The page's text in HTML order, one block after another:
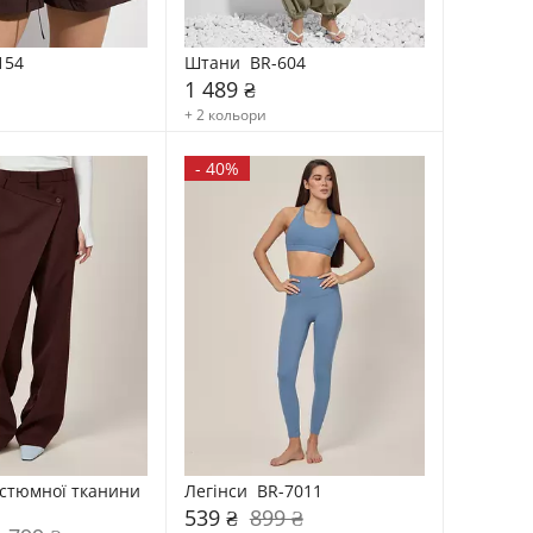
Штани  BR-604
1 489 ₴
+ 2 кольори
тканини
- 40%
Легінси  BR-7011
539 ₴ 899 ₴